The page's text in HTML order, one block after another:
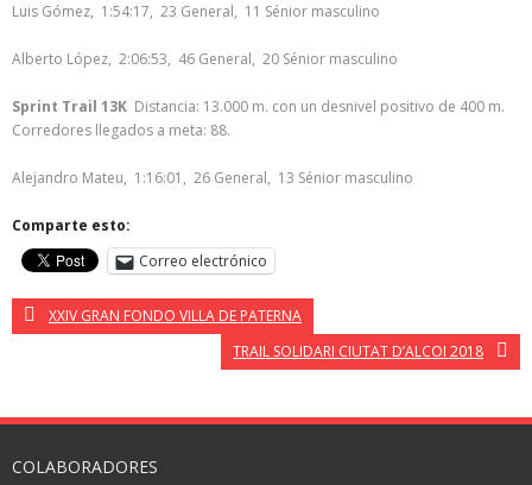
Luis Gómez, 1:54:17, 23 General, 11 Sénior masculino
Alberto López, 2:06:53, 46 General, 20 Sénior masculino
Sprint Trail 13K Distancia: 13.000 m. con un desnivel positivo de 400 m.
Corredores llegados a meta: 88.
Alejandro Mateu, 1:16:01, 26 General, 13 Sénior masculino
Comparte esto:
Correo electrónico
XXIV GRAN FONDO VILLA DE PATERNA
TRAIL SOLIDARI CIUTAT D’ALCOI 2018
COLABORADORES